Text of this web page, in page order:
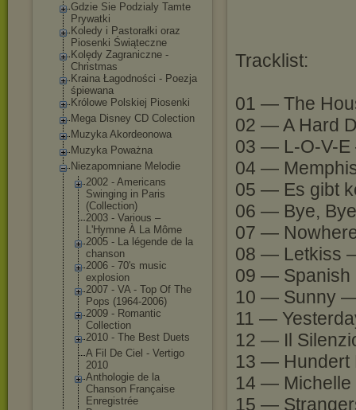
Gdzie Sie Podzialy Tamte
Prywatki
Koledy i Pastorałki oraz
Piosenki Świąteczne
Kolędy Zagraniczne -
Christmas
Kraina Łagodności - Poezja
śpiewana
Królowe Polskiej Piosenki
Mega Disney CD Colection
Muzyka Akordeonowa
Muzyka Poważna
Niezapomniane Melodie
2002 - Americans
Swinging in Paris
(Collection)
2003 - Various ‎–
L'Hymne À La Môme
2005 - La légende de la
chanson
2006 - 70's music
explosion
2007 - VA - Top Of The
Pops (1964-2006)
2009 - Romantic
Collection
2010 - The Best Duets
A Fil De Ciel - Vertigo
2010
Anthologie de la
Chanson Française
Enregistrée
Tracklist:
01 — The
02 — A Hard
03 — L-O-V-
04 —
05 — Es gibt
06 — Bye,
07 —
08 — Letkiss
09 — Spanish
10 — Sunny
11 —
12 — Il
13 — Hundert
14 —
15 —